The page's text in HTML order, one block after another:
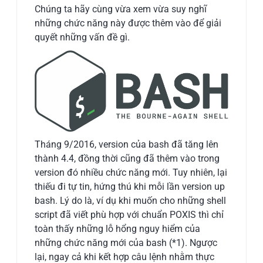
Chúng ta hãy cùng vừa xem vừa suy nghĩ
những chức năng này được thêm vào để giải
quyết những vấn đề gì.
Tháng 9/2016, version của bash đã tăng lên
thành 4.4, đồng thời cũng đã thêm vào trong
version đó nhiều chức năng mới. Tuy nhiên, lại
thiếu đi tự tin, hứng thú khi mỗi lần version up
bash. Lý do là, ví dụ khi muốn cho những shell
script đã viết phù hợp với chuẩn POXIS thì chỉ
toàn thấy những lỗ hổng nguy hiểm của
những chức năng mới của bash (*1). Ngược
lại, ngay cả khi kết hợp câu lệnh nhằm thực